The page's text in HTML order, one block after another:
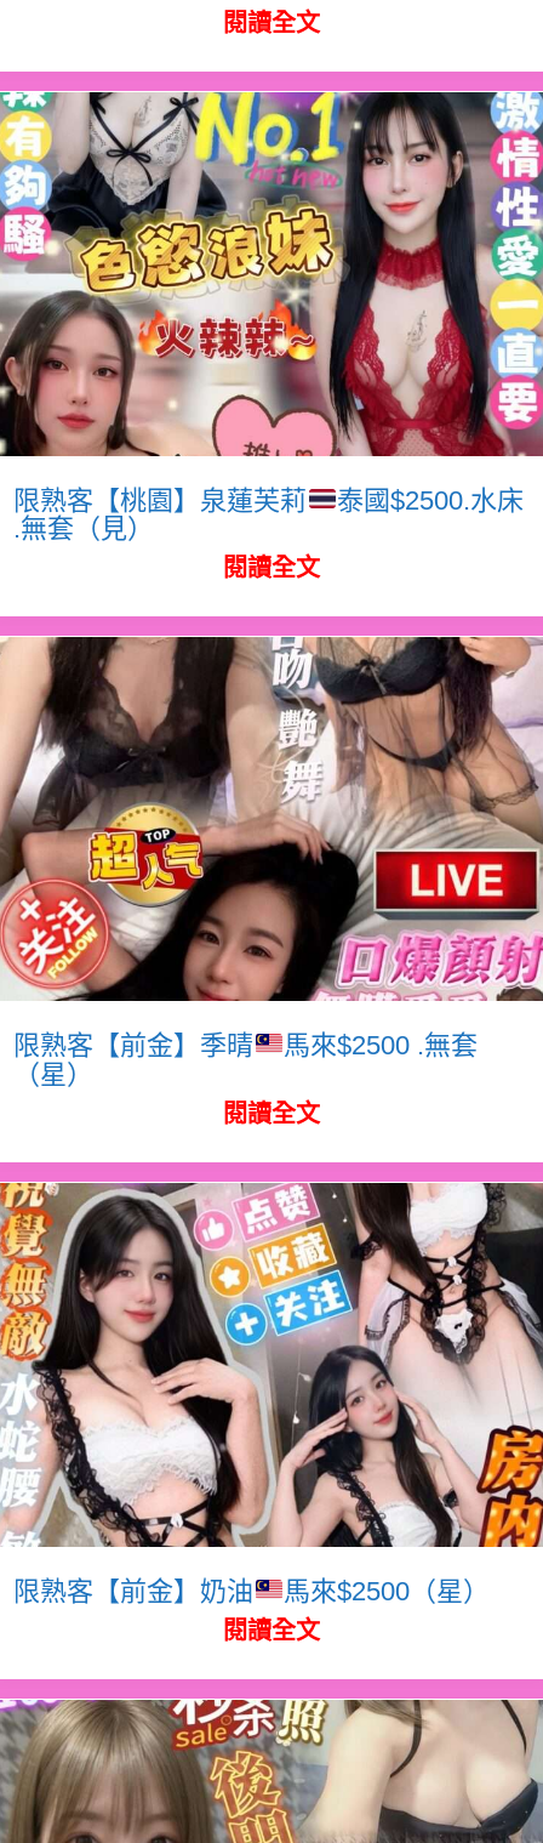
閱讀全文
限熟客【桃園】泉蓮芙莉
泰國$2500.水床
.無套（見）
閱讀全文
限熟客【前金】季晴
馬來$2500 .無套
（星）
閱讀全文
限熟客【前金】奶油 馬來$2500（星）
閱讀全文